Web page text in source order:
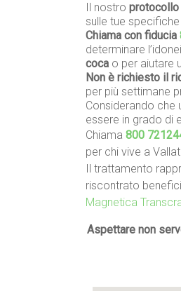
Il nostro protocollo
sulle tue
Chiama con fiducia
determinare
coca o per aiutare
Non è richiesto il
per più settimane
Considerando che
essere in grado di
Chiama 800
per chi vive a
Il trattamento
riscontrato
Magnetica
Aspettare non